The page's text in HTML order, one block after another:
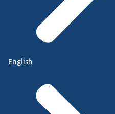
English